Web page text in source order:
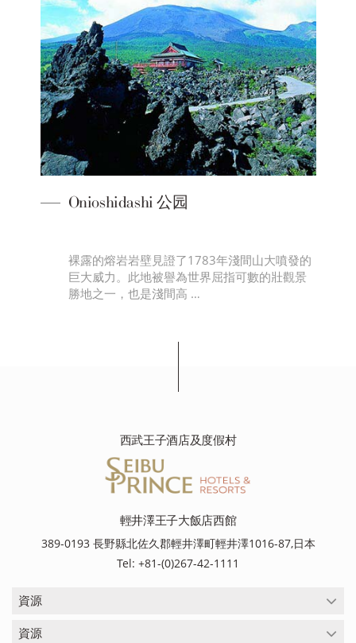
Onioshidashi 公园
裸露的熔岩岩壁見證了1783年淺間山大噴發的
巨大威力。此地被譽為世界屈指可數的壯觀景
勝地之一，也是淺間高 …
西武王子酒店及度假村
輕井澤王子大飯店西館
389-0193 長野縣北佐久郡輕井澤町輕井澤1016-87,日本
Tel: +81-(0)267-42-1111
資源
資源